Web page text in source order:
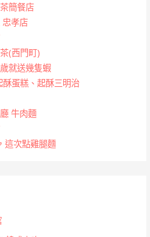
簡餐店
忠孝店
(西門町)
就送幾隻蝦
酥蛋糕、起酥三明治
牛肉麵
這次點雞腿麵